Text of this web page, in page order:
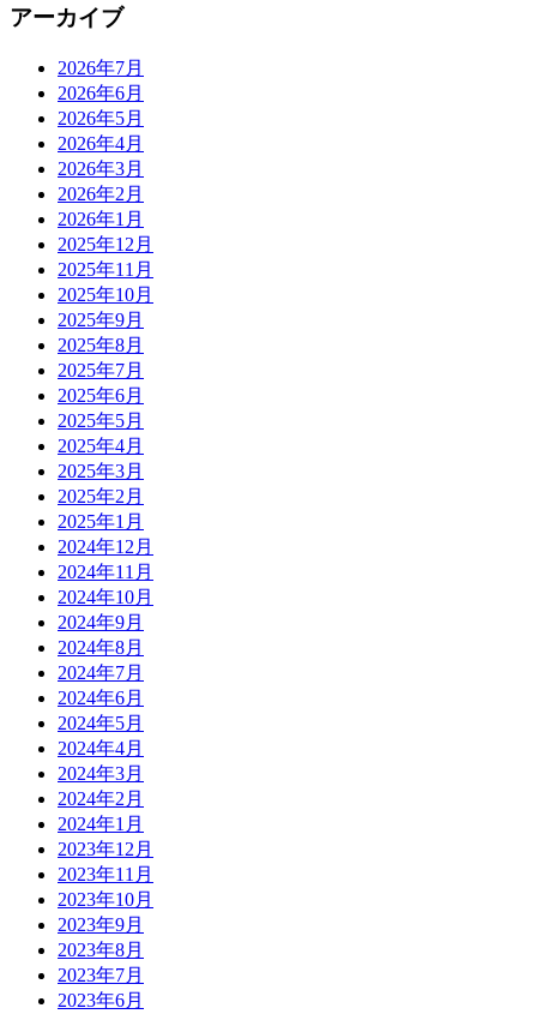
アーカイブ
2026年7月
2026年6月
2026年5月
2026年4月
2026年3月
2026年2月
2026年1月
2025年12月
2025年11月
2025年10月
2025年9月
2025年8月
2025年7月
2025年6月
2025年5月
2025年4月
2025年3月
2025年2月
2025年1月
2024年12月
2024年11月
2024年10月
2024年9月
2024年8月
2024年7月
2024年6月
2024年5月
2024年4月
2024年3月
2024年2月
2024年1月
2023年12月
2023年11月
2023年10月
2023年9月
2023年8月
2023年7月
2023年6月